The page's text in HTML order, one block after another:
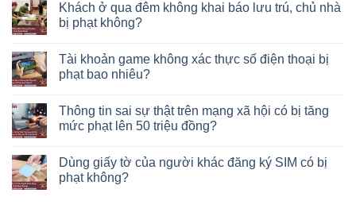
Khách ở qua đêm không khai báo lưu trú, chủ nhà
bị phạt không?
Tài khoản game không xác thực số điện thoại bị
phạt bao nhiêu?
Thông tin sai sự thật trên mạng xã hội có bị tăng
mức phạt lên 50 triệu đồng?
Dùng giấy tờ của người khác đăng ký SIM có bị
phạt không?